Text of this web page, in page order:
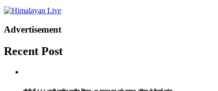
Advertisement
Recent Post